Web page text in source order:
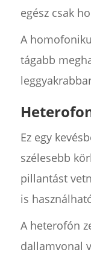
egész csak
A
tágabb
Ez egy
szélesebb
pillantást
is
A heterofón
dallamvonal